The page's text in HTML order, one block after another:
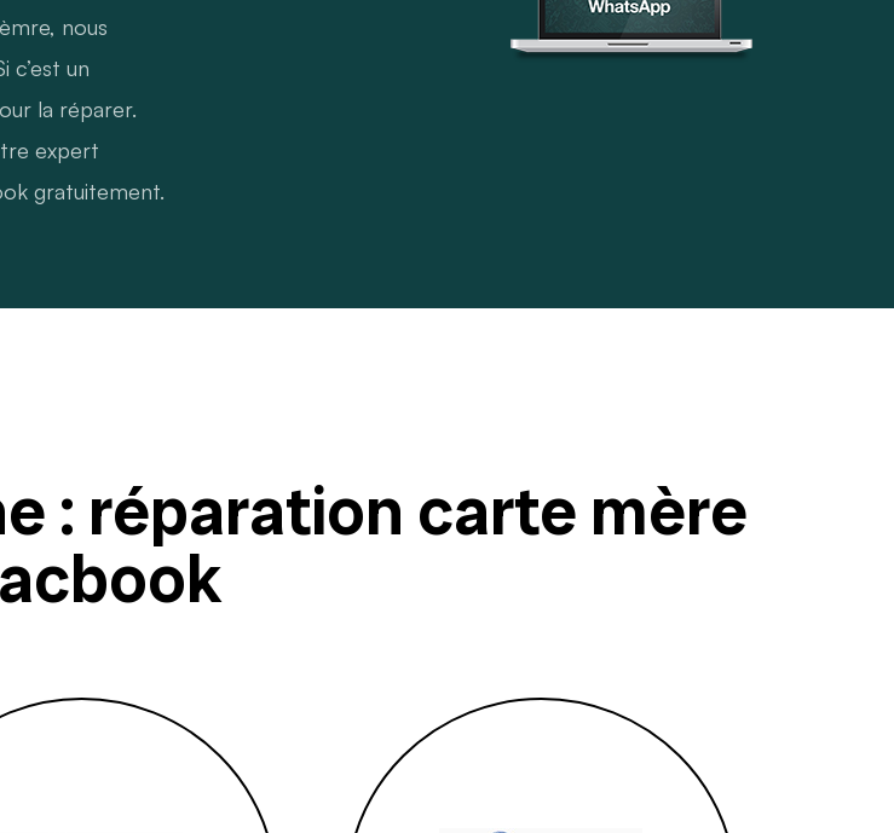
nous
c’est un
la réparer.
expert
gratuitement.
: réparation carte mère